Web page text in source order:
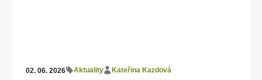
02. 06. 2026 Aktuality Kateřina Kazdová